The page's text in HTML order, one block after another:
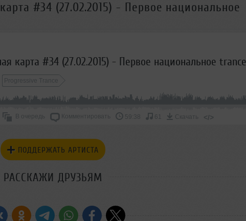
#34 (27.02.2015) - Первое национальное
Progressive Trance
В очередь Комментировать 59:38 61 Скачать </>
ПОДДЕРЖАТЬ АРТИСТА
РАССКАЖИ ДРУЗЬЯМ